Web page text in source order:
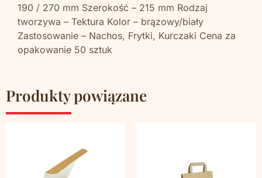
190 / 270 mm Szerokość – 215 mm Rodzaj
tworzywa – Tektura Kolor – brązowy/biały
Zastosowanie – Nachos, Frytki, Kurczaki Cena za
opakowanie 50 sztuk
Produkty powiązane